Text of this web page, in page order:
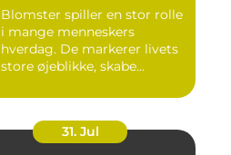
Blomster spiller en stor rolle
i mange menneskers
hverdag. De markerer livets
store øjeblikke, skabe...
31. Jul